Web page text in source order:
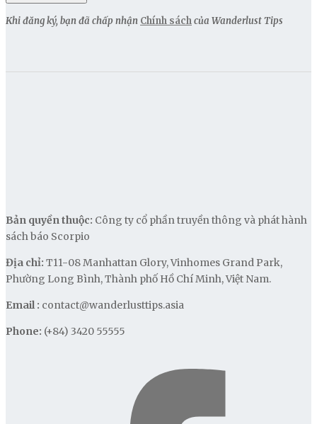
Khi đăng ký, bạn đã chấp nhận Chính sáchcủa Wanderlust Tips
Bản quyền thuộc: Công ty cổ phần truyền thông và phát hành
sách báo Scorpio
Địa chỉ: T11-08 Manhattan Glory, Vinhomes Grand Park,
Phường Long Bình, Thành phố Hồ Chí Minh, Việt Nam.
Email : contact@wanderlusttips.asia
Phone: (+84) 3420 55555